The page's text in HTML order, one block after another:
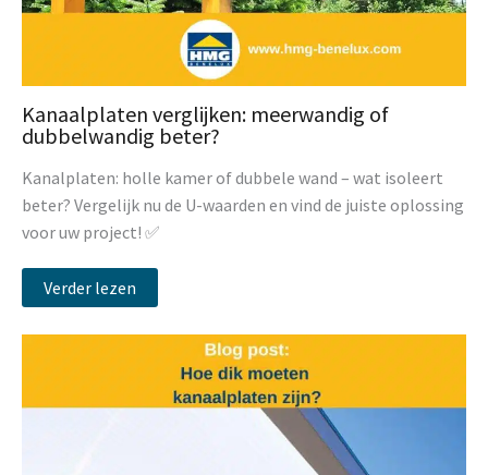
Kanaalplaten verglijken: meerwandig of
dubbelwandig beter?
Kanalplaten: holle kamer of dubbele wand – wat isoleert
beter? Vergelijk nu de U-waarden en vind de juiste oplossing
voor uw project! ✅
Verder lezen